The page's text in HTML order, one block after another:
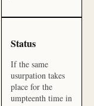
Status
If the same
usurpation takes
place for the
umpteenth time in